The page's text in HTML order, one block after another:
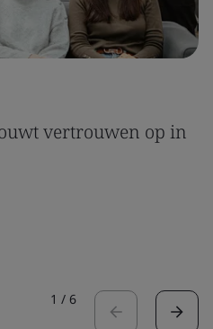
vertrouwen op in
1 / 6